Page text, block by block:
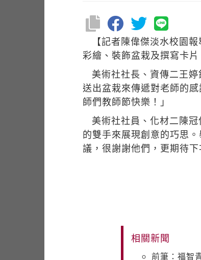
【記者陳偉傑淡水校園
彩繪、裝飾盆栽及撰寫卡
美術社社長、資傳二王
送出盆栽來傳遞對老師的
師們教師節快樂！」
美術社社員、化材二陳
的雙手來展現創意的巧思
議，很謝謝他們，更期待下
相關新聞
前筆：福智